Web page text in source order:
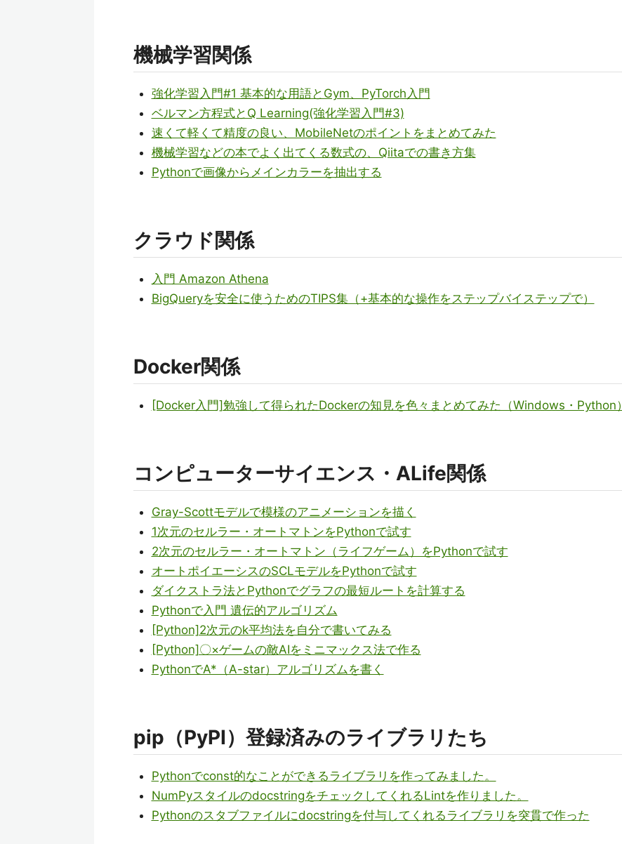
機械学習関係
強化学習入門#1 基本的な用語とGym、PyTorch入門
ベルマン方程式とQ Learning(強化学習入門#3)
速くて軽くて精度の良い、MobileNetのポイントをまとめてみた
機械学習などの本でよく出てくる数式の、Qiitaでの書き方集
Pythonで画像からメインカラーを抽出する
クラウド関係
入門 Amazon Athena
BigQueryを安全に使うためのTIPS集（+基本的な操作をステップバイステップで）
Docker関係
[Docker入門]勉強して得られたDockerの知見を色々まとめてみた（Windows・Python）
コンピューターサイエンス・ALife関係
Gray-Scottモデルで模様のアニメーションを描く
1次元のセルラー・オートマトンをPythonで試す
2次元のセルラー・オートマトン（ライフゲーム）をPythonで試す
オートポイエーシスのSCLモデルをPythonで試す
ダイクストラ法とPythonでグラフの最短ルートを計算する
Pythonで入門 遺伝的アルゴリズム
[Python]2次元のk平均法を自分で書いてみる
[Python]〇×ゲームの敵AIをミニマックス法で作る
PythonでA*（A-star）アルゴリズムを書く
pip（PyPI）登録済みのライブラリたち
Pythonでconst的なことができるライブラリを作ってみました。
NumPyスタイルのdocstringをチェックしてくれるLintを作りました。
Pythonのスタブファイルにdocstringを付与してくれるライブラリを突貫で作った